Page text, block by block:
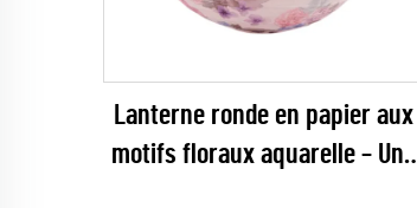
Lanterne ronde en papier aux
motifs floraux aquarelle – Une